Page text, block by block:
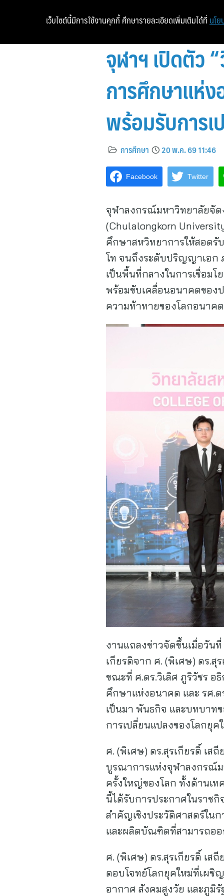
จุฬาฯ เปิดตัว
การศึกษาแห่
พร้อมรับการ
การศึกษา 20 พ.ค. 69 11:46
Facebook Twitter
จุฬาลงกรณ์มหาวิทยาลัยจัด
(Chulalongkorn
ศึกษาสหวิทยาการให้สอด
โท จนถึงระดับปริญญาเอก
เป็นพื้นที่กลางในการเชื่อม
พร้อมขับเคลื่อนอนาคตของ
ความท้าทายของโลกอนาคต
งานแถลงข่าวจัดขึ้นเมื่อวัน
เกียรติจาก ศ. (พิเศษ) ดร.สุ
ขณะที่ ศ.ดร.วิเลิศ ภูริวัชร
ศึกษาแห่งอนาคต และ รศ.
เป็นมา พันธกิจ และบทบาท
การเปลี่ยนแปลงของโลกยุค
ศ. (พิเศษ) ดร.สุรเกียรติ์ เ
บูรณาการแห่งจุฬาลงกรณ์ม
ครั้งใหญ่ของโลก ทั้งด้านเท
นี้ได้รับการประกาศในราช
สำคัญเชิงประวัติศาสตร์ใน
และผลิตบัณฑิตที่สามารถอ
ศ. (พิเศษ) ดร.สุรเกียรติ์ เส
ตอบโจทย์โลกยุคใหม่ที่เผชิ
อากาศ สังคมสูงวัย และภูมิ
เว็บไซต์นี้มีการใช้งานคุกกี้ ศึกษารายละเอียดเพิ่มเติมได้ที่ นโย